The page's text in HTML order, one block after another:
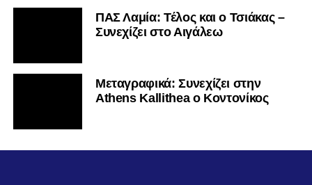
ΠΑΣ Λαμία: Τέλος και ο Τσιάκας –
Συνεχίζει στο Αιγάλεω
Mεταγραφικά: Συνεχίζει στην
Athens Kallithea ο Κοντονίκος